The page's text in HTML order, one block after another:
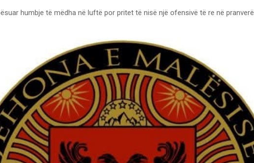
humbje të mëdha në luftë por pritet të nisë një ofensivë të re në pranverë.